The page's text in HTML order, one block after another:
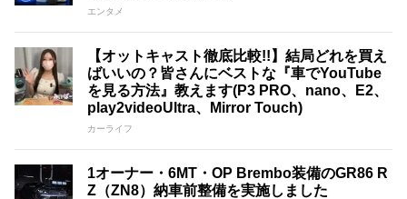
エンタメ
【オットキャスト徹底比較!!】結局どれを買え
ばいいの？皆さんにベストな『車でYouTube
を見る方法』教えます(P3 PRO、nano、E2、
play2videoUltra、Mirror Touch)
カーライフ
1オーナー・6MT・OP Brembo装備のGR86 R
Z（ZN8）納車前整備を実施しました